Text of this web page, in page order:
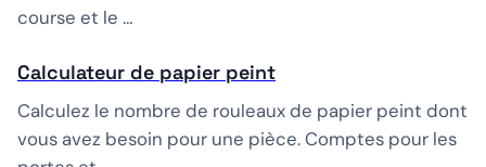
course et le …
Calculateur de papier peint
Calculez le nombre de rouleaux de papier peint dont
vous avez besoin pour une pièce. Comptes pour les